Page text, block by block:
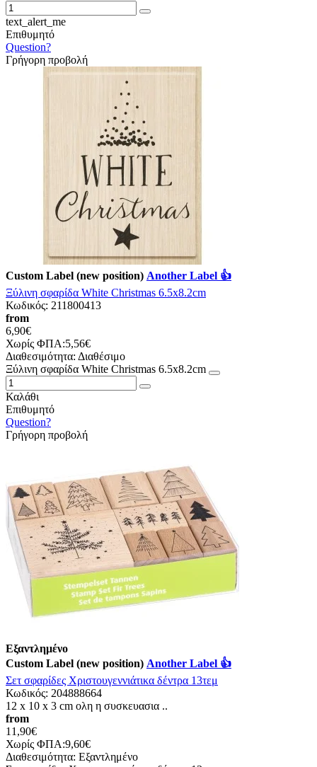
text_alert_me
Επιθυμητό
Question?
Γρήγορη προβολή
Custom Label (new position) Another Label 👍
Ξύλινη σφαρίδα White Christmas 6.5x8.2cm
Κωδικός: 211800413
from
6,90€
Χωρίς ΦΠΑ:5,56€
Διαθεσιμότητα: Διαθέσιμο
Ξύλινη σφαρίδα White Christmas 6.5x8.2cm
Καλάθι
Επιθυμητό
Question?
Γρήγορη προβολή
Εξαντλημένο
Custom Label (new position) Another Label 👍
Σετ σφαρίδες Χριστουγεννιάτικα δέντρα 13τεμ
Κωδικός: 204888664
12 x 10 x 3 cm ολη η συσκευασια ..
from
11,90€
Χωρίς ΦΠΑ:9,60€
Διαθεσιμότητα: Εξαντλημένο